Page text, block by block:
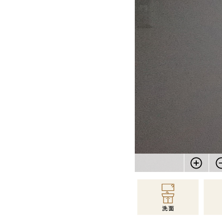
物件情報に戻る